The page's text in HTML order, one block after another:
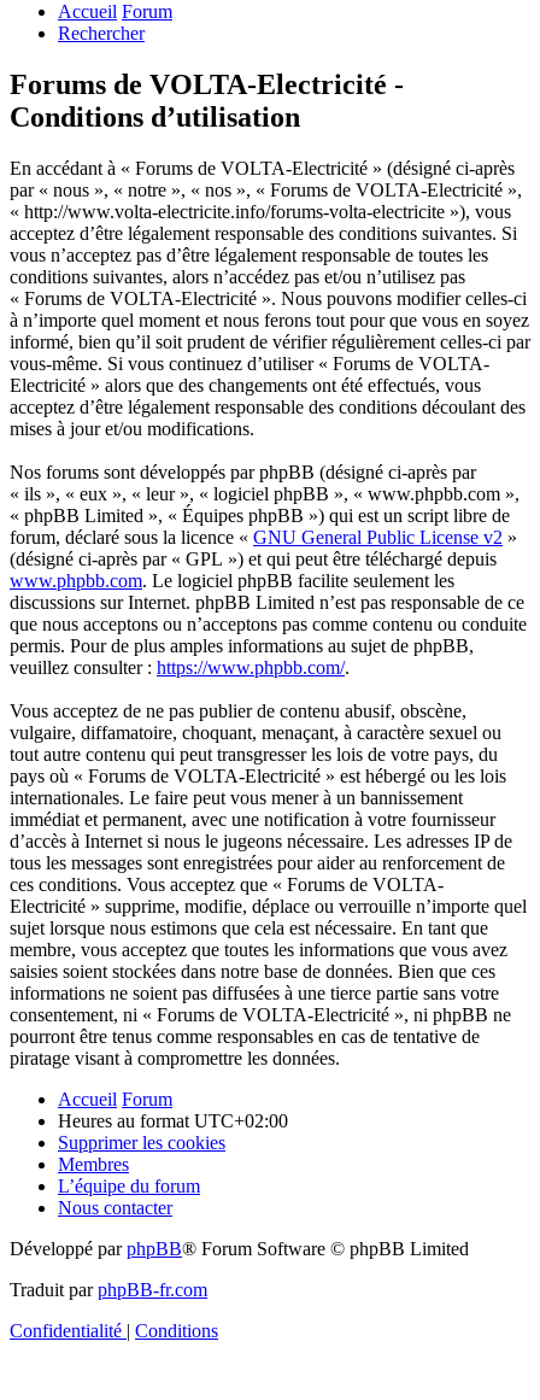
Accueil Forum
Rechercher
Forums de VOLTA-Electricité -
Conditions d’utilisation
En accédant à « Forums de VOLTA-Electricité » (désigné ci-après
par « nous », « notre », « nos », « Forums de VOLTA-Electricité »,
« http://www.volta-electricite.info/forums-volta-electricite »), vous
acceptez d’être légalement responsable des conditions suivantes. Si
vous n’acceptez pas d’être légalement responsable de toutes les
conditions suivantes, alors n’accédez pas et/ou n’utilisez pas
« Forums de VOLTA-Electricité ». Nous pouvons modifier celles-ci
à n’importe quel moment et nous ferons tout pour que vous en soyez
informé, bien qu’il soit prudent de vérifier régulièrement celles-ci par
vous-même. Si vous continuez d’utiliser « Forums de VOLTA-
Electricité » alors que des changements ont été effectués, vous
acceptez d’être légalement responsable des conditions découlant des
mises à jour et/ou modifications.
Nos forums sont développés par phpBB (désigné ci-après par
« ils », « eux », « leur », « logiciel phpBB », « www.phpbb.com »,
« phpBB Limited », « Équipes phpBB ») qui est un script libre de
forum, déclaré sous la licence « GNU General Public License v2 »
(désigné ci-après par « GPL ») et qui peut être téléchargé depuis
www.phpbb.com. Le logiciel phpBB facilite seulement les
discussions sur Internet. phpBB Limited n’est pas responsable de ce
que nous acceptons ou n’acceptons pas comme contenu ou conduite
permis. Pour de plus amples informations au sujet de phpBB,
veuillez consulter : https://www.phpbb.com/.
Vous acceptez de ne pas publier de contenu abusif, obscène,
vulgaire, diffamatoire, choquant, menaçant, à caractère sexuel ou
tout autre contenu qui peut transgresser les lois de votre pays, du
pays où « Forums de VOLTA-Electricité » est hébergé ou les lois
internationales. Le faire peut vous mener à un bannissement
immédiat et permanent, avec une notification à votre fournisseur
d’accès à Internet si nous le jugeons nécessaire. Les adresses IP de
tous les messages sont enregistrées pour aider au renforcement de
ces conditions. Vous acceptez que « Forums de VOLTA-
Electricité » supprime, modifie, déplace ou verrouille n’importe quel
sujet lorsque nous estimons que cela est nécessaire. En tant que
membre, vous acceptez que toutes les informations que vous avez
saisies soient stockées dans notre base de données. Bien que ces
informations ne soient pas diffusées à une tierce partie sans votre
consentement, ni « Forums de VOLTA-Electricité », ni phpBB ne
pourront être tenus comme responsables en cas de tentative de
piratage visant à compromettre les données.
Accueil Forum
Heures au format UTC+02:00
Supprimer les cookies
Membres
L’équipe du forum
Nous contacter
Développé parphpBB® Forum Software © phpBB Limited
Traduit parphpBB-fr.com
Confidentialité | Conditions